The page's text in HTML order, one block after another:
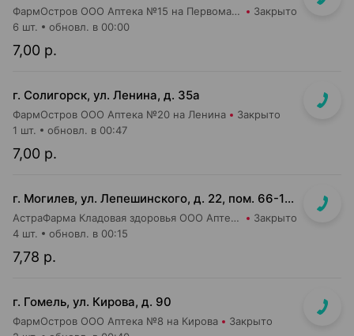
ФармОстров ООО Аптека №15 на Первомайской Закрыто
7,00 р.
6 шт. обновл. в 00:00
г. Солигорск, ул. Ленина, д. 35а
ФармОстров ООО Аптека №20 на Ленина Закрыто
7,00 р.
1 шт. обновл. в 00:47
г. Могилев, ул. Лепешинского, д. 22, пом. 66-14 (напротив дежурной аптеки, в маг-не ВпрОК)
АстраФарма Кладовая здоровья ООО Аптека №8 Закрыто
7,78 р.
4 шт. обновл. в 00:15
г. Гомель, ул. Кирова, д. 90
ФармОстров ООО Аптека №8 на Кирова Закрыто